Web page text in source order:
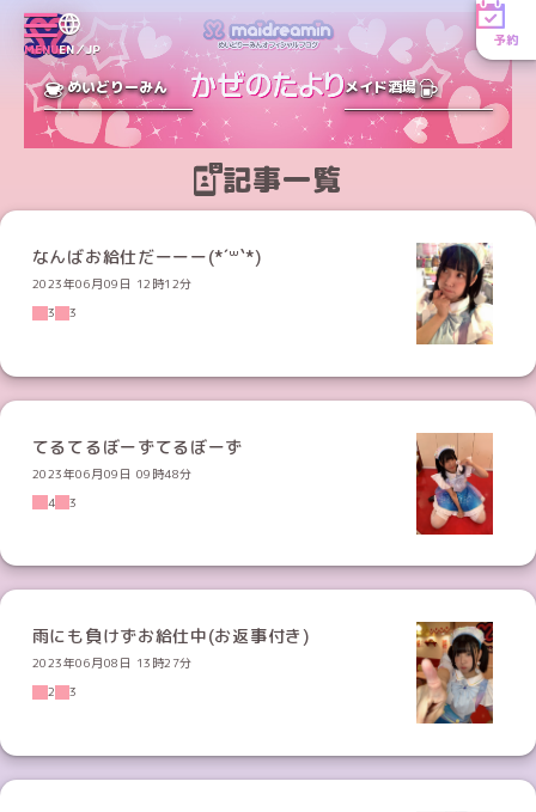
MENUEN／JP
予約
めいどりーみん メイド酒場
記事一覧
なんばお給仕だーーー(*´꒳`*)
2023年06月09日 12時12分
3
3
てるてるぼーずてるぼーず
2023年06月09日 09時48分
4
3
雨にも負けずお給仕中(お返事付き)
2023年06月08日 13時27分
2
3